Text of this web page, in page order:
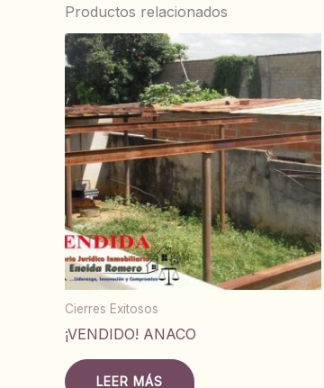
Productos relacionados
Cierres Exitosos
¡VENDIDO! ANACO
LEER MÁS